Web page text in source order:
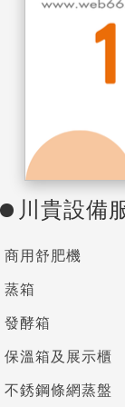
川貴設備
商用舒肥機
蒸箱
發酵箱
保溫箱及展示櫃
不銹鋼條網蒸盤